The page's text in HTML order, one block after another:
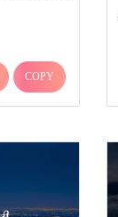
COPY